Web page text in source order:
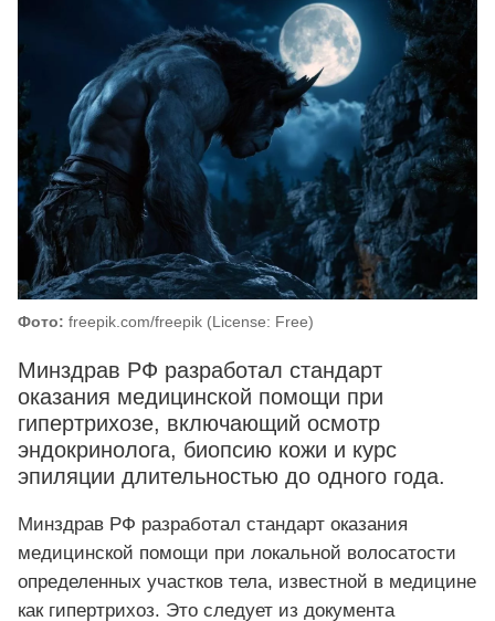
Фото: freepik.com/freepik (License: Free)
Минздрав РФ разработал стандарт
оказания медицинской помощи при
гипертрихозе, включающий осмотр
эндокринолога, биопсию кожи и курс
эпиляции длительностью до одного года.
Минздрав РФ разработал стандарт оказания
медицинской помощи при локальной волосатости
определенных участков тела, известной в медицине
как гипертрихоз. Это следует из документа